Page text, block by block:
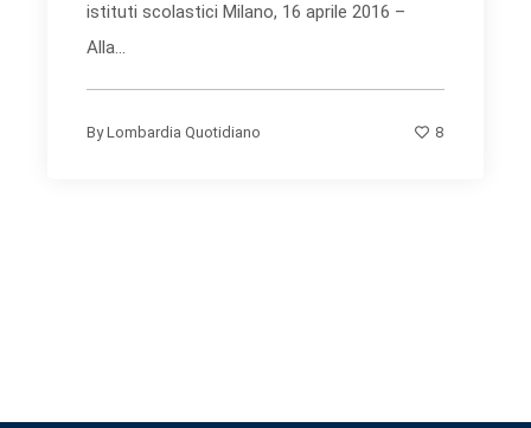
istituti scolastici Milano, 16 aprile 2016 –
Alla...
ByLombardia Quotidiano 8